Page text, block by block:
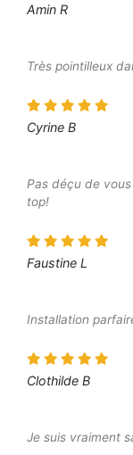
Amin R
Très pointilleux
Cyrine B
Pas déçu de
top!
Faustine L
Installation
Clothilde B
Je suis vraiment